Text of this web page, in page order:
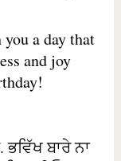
a day that
and joy
ਬਾਰੇ ਨਾ